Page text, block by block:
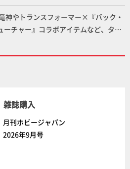
ついてインタビュー！
神やトランスフォーマー×『バック・
ーチャー』コラボアイテムなど、タカ
雑誌購入
月刊ホビージャパン
2026年9月号